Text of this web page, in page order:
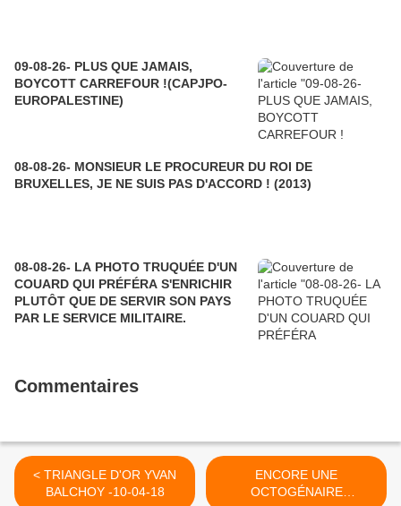
09-08-26- PLUS QUE JAMAIS,
BOYCOTT CARREFOUR !(CAPJPO-
EUROPALESTINE)
08-08-26- MONSIEUR LE PROCUREUR DU ROI DE
BRUXELLES, JE NE SUIS PAS D'ACCORD ! (2013)
08-08-26- LA PHOTO TRUQUÉE D'UN
COUARD QUI PRÉFÉRA S'ENRICHIR
PLUTÔT QUE DE SERVIR SON PAYS
PAR LE SERVICE MILITAIRE.
Commentaires
< TRIANGLE D'OR YVAN
BALCHOY -10-04-18
ENCORE UNE
OCTOGÉNAIRE